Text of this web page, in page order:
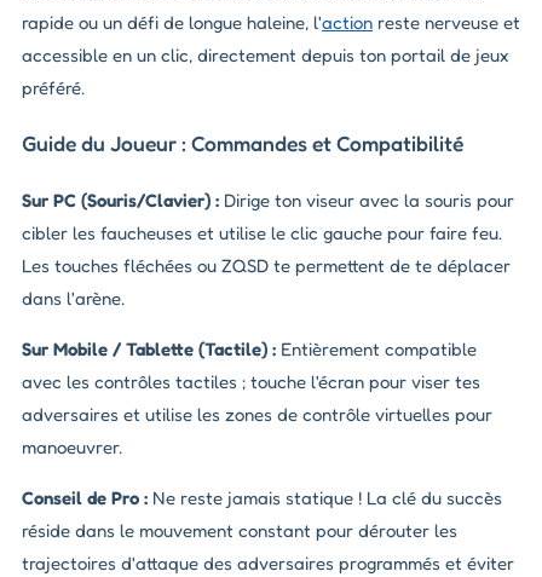
rapide ou un défi de longue haleine, l'action reste nerveuse et
accessible en un clic, directement depuis ton portail de jeux
préféré.
Guide du Joueur : Commandes et Compatibilité
Sur PC (Souris/Clavier) : Dirige ton viseur avec la souris pour
cibler les faucheuses et utilise le clic gauche pour faire feu.
Les touches fléchées ou ZQSD te permettent de te déplacer
dans l'arène.
Sur Mobile / Tablette (Tactile) : Entièrement compatible
avec les contrôles tactiles ; touche l'écran pour viser tes
adversaires et utilise les zones de contrôle virtuelles pour
manoeuvrer.
Conseil de Pro : Ne reste jamais statique ! La clé du succès
réside dans le mouvement constant pour dérouter les
trajectoires d'attaque des adversaires programmés et éviter